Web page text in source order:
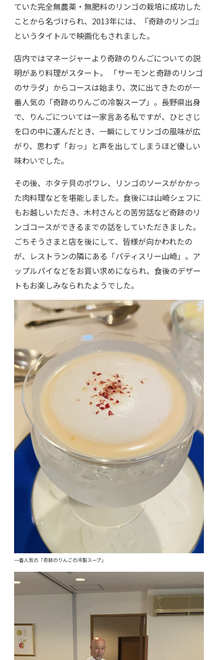
ていた完全無農薬・無肥料のリンゴの栽培に成功した
ことから名づけられ、2013年には、『奇跡のリンゴ』
というタイトルで映画化もされました。
店内ではマネージャーより奇跡のりんごについての説
明があり料理がスタート。 「サーモンと奇跡のリンゴ
のサラダ」からコースは始まり、次に出てきたのが一
番人気の「奇跡のりんごの冷製スープ」。長野県出身
で、りんごについては一家言ある私ですが、ひとさじ
を口の中に運んだとき、一瞬にしてリンゴの風味が広
がり、思わず「おっ」と声を出してしまうほど優しい
味わいでした。
その後、ホタテ貝のポワレ、リンゴのソースがかかっ
た肉料理などを堪能しました。食後には山崎シェフに
もお越しいただき、木村さんとの苦労話など奇跡のリ
ンゴコースができるまでの話をしていただきました。
ごちそうさまと店を後にして、皆様が向かわれたの
が、レストランの隣にある「パティスリー山崎」。ア
ップルパイなどをお買い求めになられ、食後のデザー
トもお楽しみなられたようでした。
一番人気の「奇跡のりんごの冷製スープ」